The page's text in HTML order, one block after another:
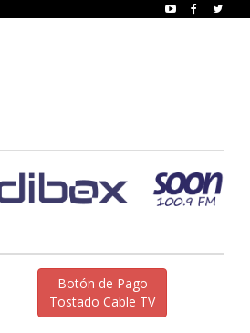
Botón de Pago
Tostado Cable TV